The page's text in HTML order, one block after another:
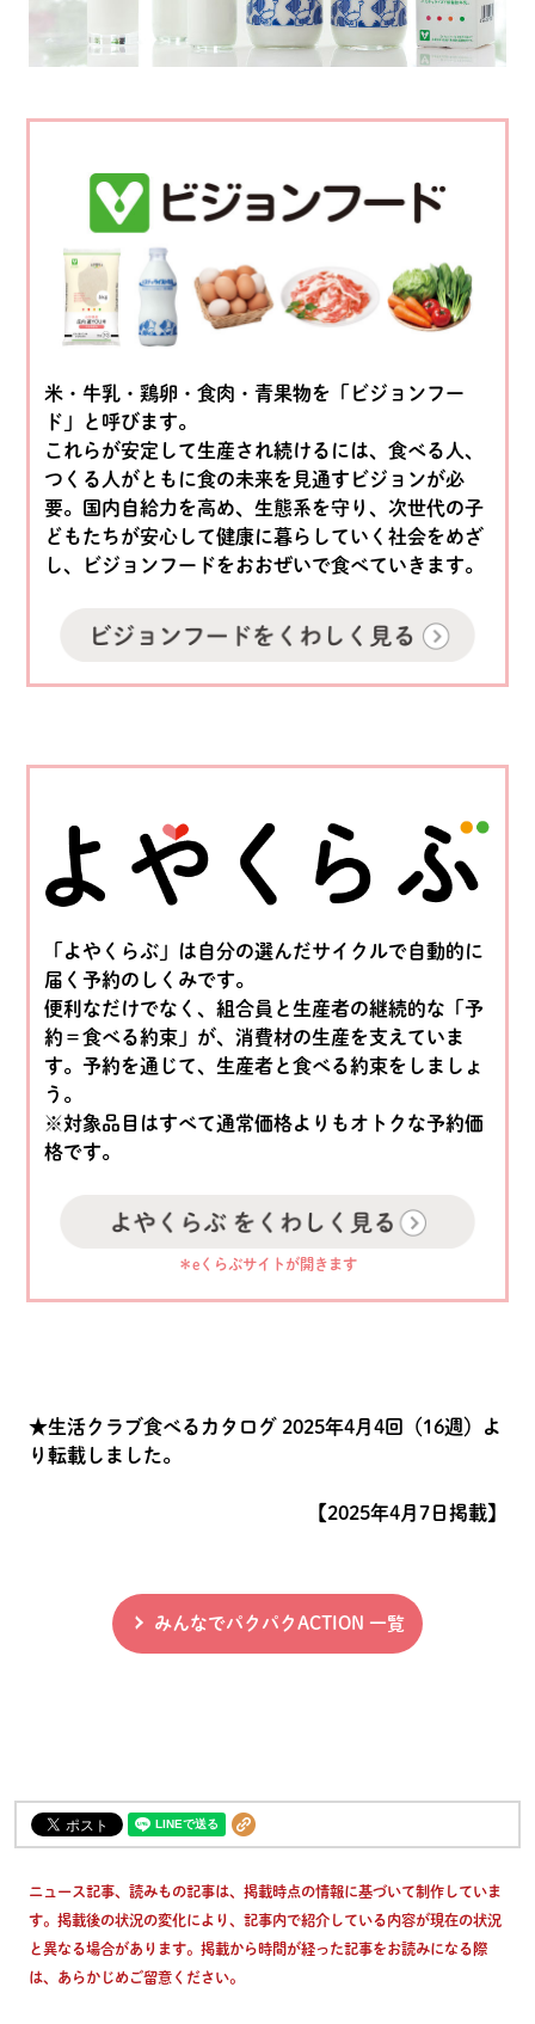
米・牛乳・鶏卵・食肉・青果物を「ビジョンフー
ド」と呼びます。
これらが安定して生産され続けるには、食べる人、
つくる人がともに食の未来を見通すビジョンが必
要。国内自給力を高め、生態系を守り、次世代の子
どもたちが安心して健康に暮らしていく社会をめざ
し、ビジョンフードをおおぜいで食べていきます。
「よやくらぶ」は自分の選んだサイクルで自動的に
届く予約のしくみです。
便利なだけでなく、組合員と生産者の継続的な「予
約＝食べる約束」が、消費材の生産を支えていま
す。予約を通じて、生産者と食べる約束をしましょ
う。
※対象品目はすべて通常価格よりもオトクな予約価
格です。
＊eくらぶサイトが開きます
★生活クラブ食べるカタログ 2025年4月4回（16週）よ
り転載しました。
【2025年4月7日掲載】
みんなでパクパクACTION 一覧
ニュース記事、読みもの記事は、掲載時点の情報に基づいて制作していま
す。掲載後の状況の変化により、記事内で紹介している内容が現在の状況
と異なる場合があります。掲載から時間が経った記事をお読みになる際
は、あらかじめご留意ください。